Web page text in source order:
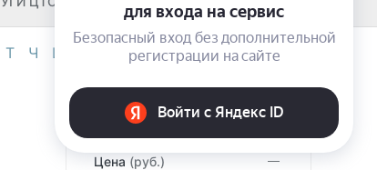
Т Ч Ш 0-9
ФИЛЬТР
Цена (руб.)